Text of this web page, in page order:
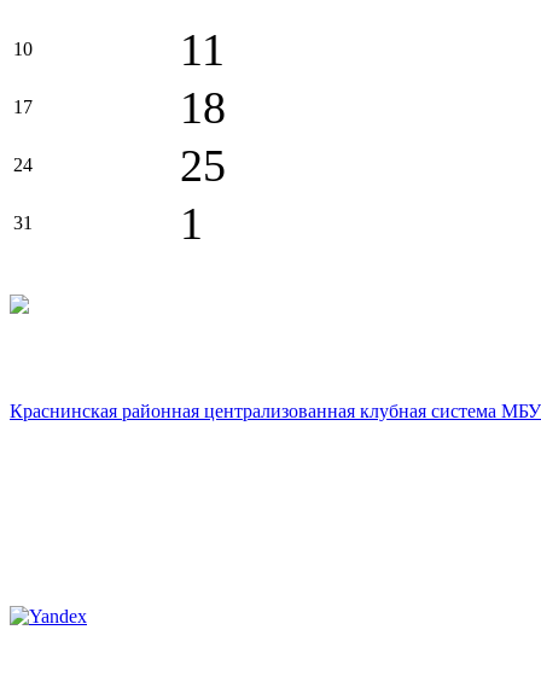
10 11
17 18
24 25
31 1
Краснинская районная централизованная клубная система